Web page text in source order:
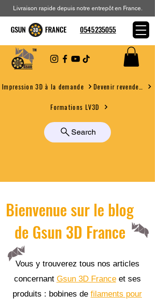
Impression 3D à la demande
Formations LV3D
Search
Livraison rapide depuis notre entrepôt en France.
GSUN FRANCE 0545235055
Bienvenue sur le blog
de Gsun 3D France
Vous y trouverez tous nos articles
concernant Gsun 3D Franceet ses
produits : bobines de filaments pour